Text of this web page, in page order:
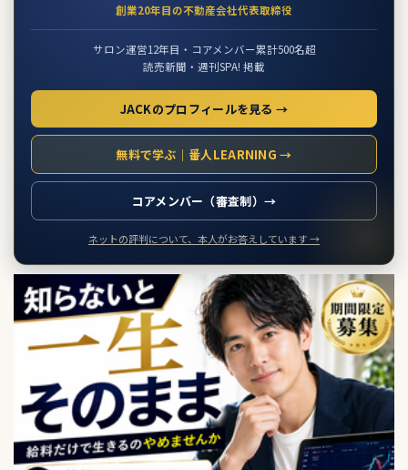
創業20年目の不動産会社代表取締役
サロン運営12年目・コアメンバー累計500名超
読売新聞・週刊SPA! 掲載
JACKのプロフィールを見る →
無料で学ぶ｜番人LEARNING →
コアメンバー（審査制）→
ネットの評判について、本人がお答えしています →